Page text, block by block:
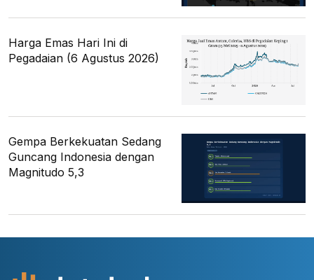
Harga Emas Hari Ini di
Pegadaian (6 Agustus 2026)
Gempa Berkekuatan Sedang
Guncang Indonesia dengan
Magnitudo 5,3